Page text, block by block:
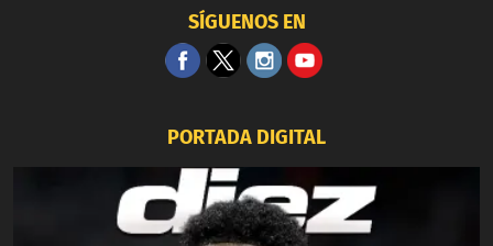
SÍGUENOS EN
PORTADA DIGITAL